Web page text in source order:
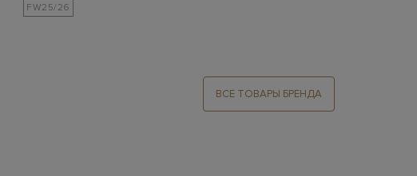
FW25/26
ВСЕ ТОВАРЫ БРЕНДА